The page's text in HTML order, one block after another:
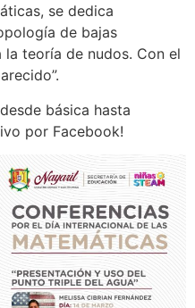
se dedica
de bajas
la teoría de nudos. Con el
básica hasta
por Facebook!